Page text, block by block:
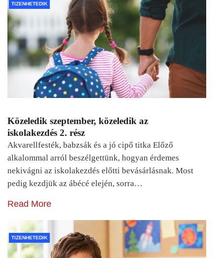
TIZENHETEDIK
Közeledik szeptember, közeledik az
iskolakezdés 2. rész
Akvarellfesték, babzsák és a jó cipő titka Előző
alkalommal arról beszélgettünk, hogyan érdemes
nekivágni az iskolakezdés előtti bevásárlásnak. Most
pedig kezdjük az ábécé elején, sorra…
Read More
TIZENHETEDIK